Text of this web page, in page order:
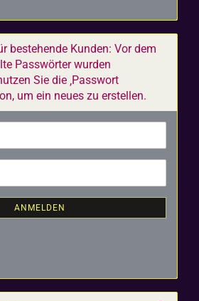
bestehende Kunden: Vor dem
Passwörter wurden
Sie die ‚Passwort
um ein neues zu erstellen.
ANMELDEN